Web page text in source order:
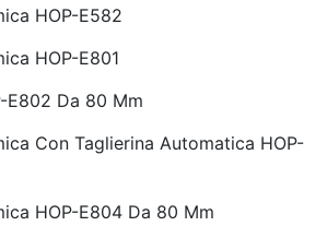
HOP-E582
HOP-E801
E802 Da 80 Mm
Con Taglierina Automatica HOP-
HOP-E804 Da 80 Mm